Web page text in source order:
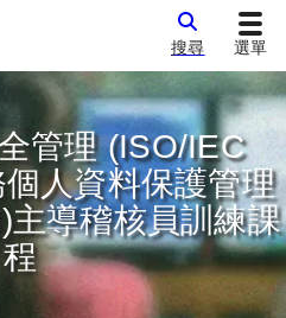
搜尋 選單
管理 (ISO/IEC
人資料保護管理
導稽核員訓練課
程